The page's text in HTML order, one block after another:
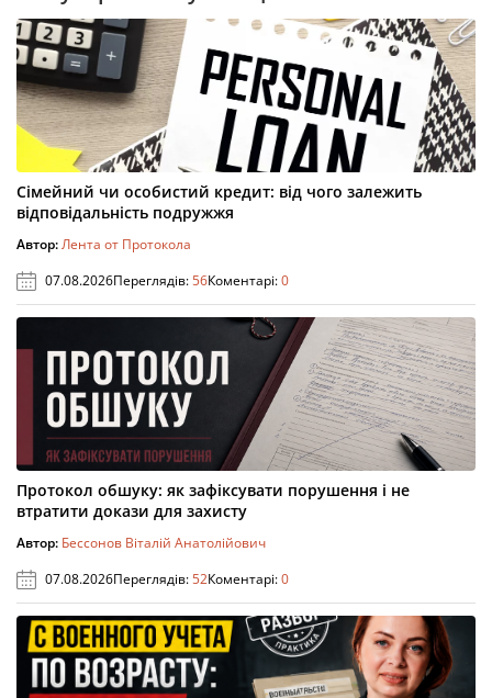
Сімейний чи особистий кредит: від чого залежить
відповідальність подружжя
Автор:Лента от Протокола
07.08.2026Переглядів:56Коментарі:0
Протокол обшуку: як зафіксувати порушення і не
втратити докази для захисту
Автор: Бессонов Віталій Анатолійович
07.08.2026Переглядів:52Коментарі:0